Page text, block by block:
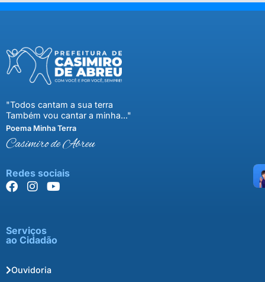
"Todos cantam a sua terra
Também vou cantar a minha..."
Poema Minha Terra
Casimiro de Abreu
Redes sociais
Serviços
ao Cidadão
Ouvidoria